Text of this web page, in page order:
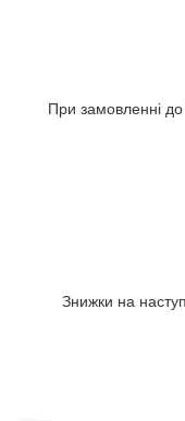
При замовленні
Знижки на